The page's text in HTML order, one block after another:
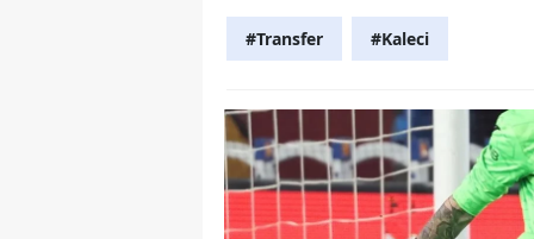
#Transfer #Kaleci